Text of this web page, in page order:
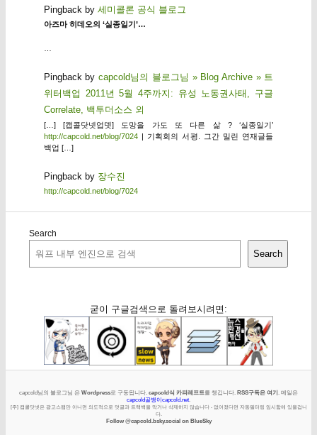
Pingback by 세미콜론 공식 블로그
아즈마 히데오의 ‘실종일기’…
Pingback bycapcold님의 블로그님 » Blog Archive » 트
위터백업 2011년 5월 4주까지: 유성 노동권사태, 구글
Correlate, 백투더소스 외
[…] [캡콜닷넷업뎃] 도망을 가도 또 다른 삶 ? ‘실종일기’
http://capcold.net/blog/7024| 기획회의 서평. 그간 밀린 연재글들
백업 […]
Pingback by 장수진
http://capcold.net/blog/7024
Search
Search
굳이 구글검색으로 돌려보시려면:
capcold님의 블로그님 은 Wordpress로 구동됩니다. capcold식 카피레프트를 챙깁니다. RSS구독은 여기 . 메일은
capcold골뱅이capcold.net
[주] 캡콜닷넷은 광고스팸만 아니면 의도적으로 덧글과 트랙백을 막거나 삭제하지 않습니다 - 없어졌다면 자동필터링 임시함에 있을겁니
다.
Follow @capcold.bsky.social on BlueSky